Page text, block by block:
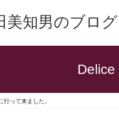
美知男のブログ
行って来ました。